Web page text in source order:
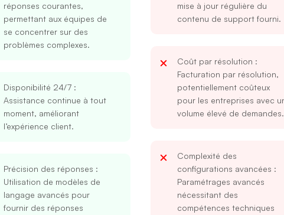
réponses courantes,
permettant aux équipes de
se concentrer sur des
problèmes complexes.
Disponibilité 24/7:
Assistance continue à tout
moment, améliorant
l’expérience client.
Précision des réponses :
Utilisation de modèles de
langage avancés pour
fournir des réponses
mise à jour régulière du
contenu de support fourni.
Coût par résolution :
Facturation par résolution,
potentiellement coûteux
pour les entreprises avec
volume élevé de demandes.
Complexité des
configurations avancées :
Paramétrages avancés
nécessitant des
compétences techniques